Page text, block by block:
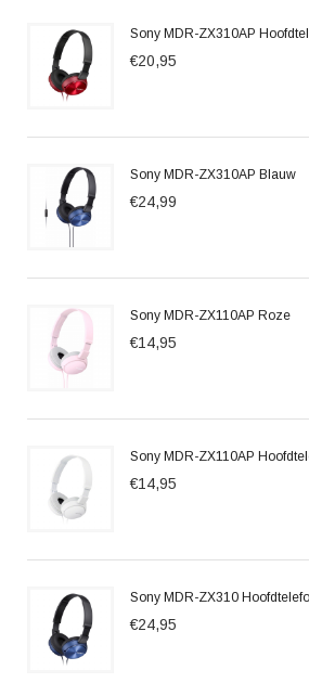
Sony MDR-ZX310AP
€20,95
Sony MDR-ZX310AP Blauw
€24,99
Sony MDR-ZX110AP Roze
€14,95
Sony MDR-ZX110AP
€14,95
Sony MDR-ZX310
€24,95